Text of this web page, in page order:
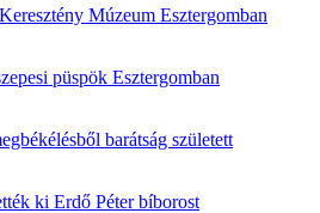
Múzeum Esztergomban
püspök Esztergomban
barátság született
ki Erdő Péter bíborost